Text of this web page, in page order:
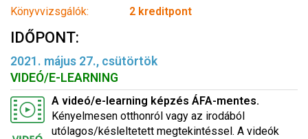
Könyvvizsgálók:
2 kreditpont
IDŐPONT:
2021. május 27., csütörtök
VIDEÓ/E-LEARNING
A videó/e-learning képzés ÁFA-mentes.
Kényelmesen otthonról vagy az irodából
utólagos/késleltetett megtekintéssel. A videók